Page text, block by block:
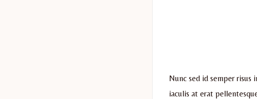
Nunc sed id semper
iaculis at erat